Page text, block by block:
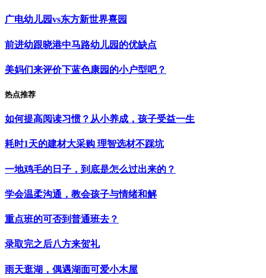
广电幼儿园vs东方新世界熹园
前进幼跟晓港中马路幼儿园的优缺点
美妈们来评价下蓝色康园的小户型吧？
热点推荐
如何提高阅读习惯？从小养成，孩子受益一生
耗时1天的建材大采购 理智选材不踩坑
一地鸡毛的日子，到底是怎么过出来的？
学会温柔沟通，教会孩子与情绪和解
重点班的可否到普通班去？
录取完之后八方来贺礼
雨天逛湖，偶遇湖面可爱小木屋